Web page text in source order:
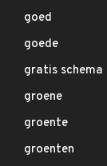
goed
goede
gratis schema
groene
groente
groenten